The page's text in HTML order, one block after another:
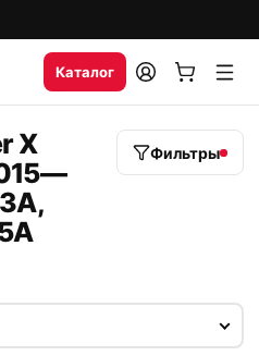
Каталог
X
Фильтры